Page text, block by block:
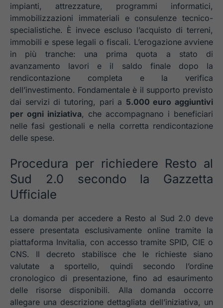
impianti, attrezzature, programmi informatici,
immobilizzazioni immateriali e consulenze tecnico-
specialistiche. È invece escluso l’acquisto di terreni,
immobili e spese legali o fiscali. L’erogazione avviene
in più tranche: una prima quota a stato di
avanzamento lavori e il saldo finale dopo la
rendicontazione completa e la verifica
dell’investimento. Fondamentale è il supporto previsto
dai servizi di tutoring, pari a 5.000 euro aggiuntivi
per ogni iniziativa, che accompagnano i beneficiari
nelle fasi gestionali e nella corretta rendicontazione
delle spese.
Procedura per richiedere Resto al
Sud 2.0 secondo la Gazzetta
Ufficiale
La domanda per accedere a Resto al Sud 2.0 deve
essere presentata esclusivamente online tramite la
piattaforma Invitalia, con accesso tramite SPID, CIE o
CNS. Il decreto stabilisce che le richieste siano
valutate a sportello, quindi secondo l’ordine
cronologico di presentazione, fino ad esaurimento
delle risorse disponibili. Alla domanda occorre
allegare una descrizione dettagliata dell’iniziativa, un